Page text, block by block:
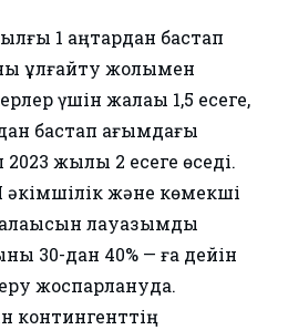
1 қаңтардан бастап
ұлғайту жолымен
үшін жалақы 1,5 есеге,
бастап ағымдағы
2023 жылы 2 есеге өседі.
және көмекші
лауазымдық
30-дан 40% — ға дейін
жоспарлануда.
контингенттің